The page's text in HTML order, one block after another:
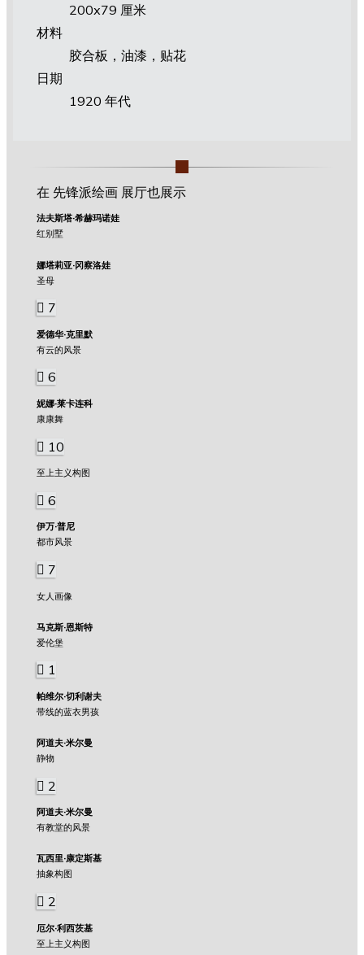
200х79 厘米
材料
胶合板，油漆，贴花
日期
1920 年代
在 先锋派绘画 展厅也展示
法夫斯塔·希赫玛诺娃
红别墅
娜塔莉亚·冈察洛娃
圣母
7
爱德华·克里默
有云的风景
6
妮娜·莱卡连科
康康舞
10
至上主义构图
6
伊万·普尼
都市风景
7
女人画像
马克斯·恩斯特
爱伦堡
1
帕维尔·切利谢夫
带线的蓝衣男孩
阿道夫·米尔曼
静物
2
阿道夫·米尔曼
有教堂的风景
瓦西里·康定斯基
抽象构图
2
厄尔·利西茨基
至上主义构图